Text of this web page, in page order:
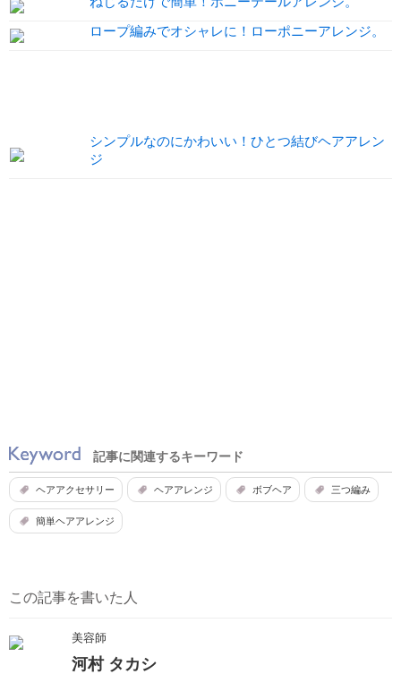
ロープ編みでオシャレに！ローポニーアレンジ。
シンプルなのにかわいい！ひとつ結びヘアアレン
ジ
記事に関連するキーワード
ヘアアクセサリー ヘアアレンジ ボブヘア 三つ編み
簡単ヘアアレンジ
この記事を書いた人
美容師
河村 タカシ